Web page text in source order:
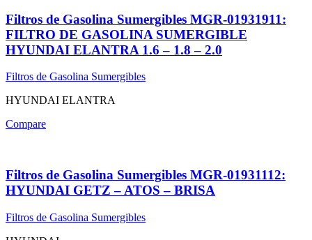
Filtros de Gasolina Sumergibles MGR-01931911:
FILTRO DE GASOLINA SUMERGIBLE
HYUNDAI ELANTRA 1.6 – 1.8 – 2.0
Filtros de Gasolina Sumergibles
HYUNDAI ELANTRA
Compare
Filtros de Gasolina Sumergibles MGR-01931112:
HYUNDAI GETZ – ATOS – BRISA
Filtros de Gasolina Sumergibles